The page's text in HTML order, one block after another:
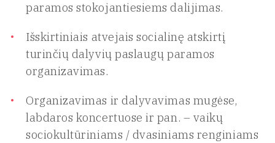
paramos stokojantiesiems dalijimas.
Išskirtiniais atvejais socialinę atskirtį
turinčių dalyvių paslaugų paramos
organizavimas.
Organizavimas ir dalyvavimas mugėse,
labdaros koncertuose ir pan. – vaikų
sociokultūriniams / dvasiniams renginiams